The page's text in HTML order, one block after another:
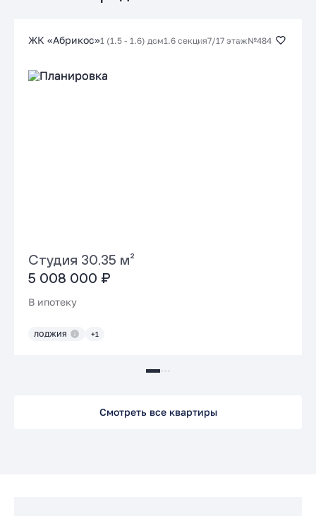
ЖК «Абрикос»1 (1.5 - 1.6) дом1.6 секция7/17 этаж№484
Студия 30.35 м²
5 008 000 ₽
В ипотеку
ЛОДЖИЯ +1
Смотреть все квартиры